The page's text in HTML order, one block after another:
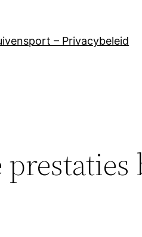
– Privacybeleid